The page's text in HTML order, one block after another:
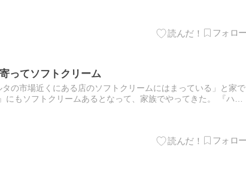
ってソフトクリーム
の市場近くにある店のソフトクリームにはまっている」と家で
にもソフトクリームあるとなって、家族でやってきた。 『ハタ